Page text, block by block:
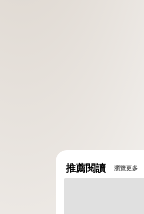
推薦閱讀 瀏覽更多